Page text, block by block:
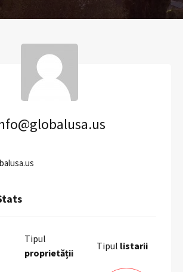
Tipul
proprietății
Tipul listarii